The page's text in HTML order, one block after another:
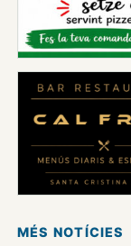
MÉS NOTÍCIES